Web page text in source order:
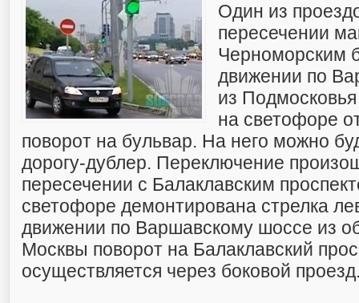
Один из
пересечении
Черноморским
движении по
из
на светофоре
поворот на бульвар. На него можно
дорогу-дублер. Переключение
пересечении с Балаклавским
светофоре демонтирована стрелка
движении по Варшавскому шоссе из
Москвы поворот на Балаклавский
осуществляется через боковой